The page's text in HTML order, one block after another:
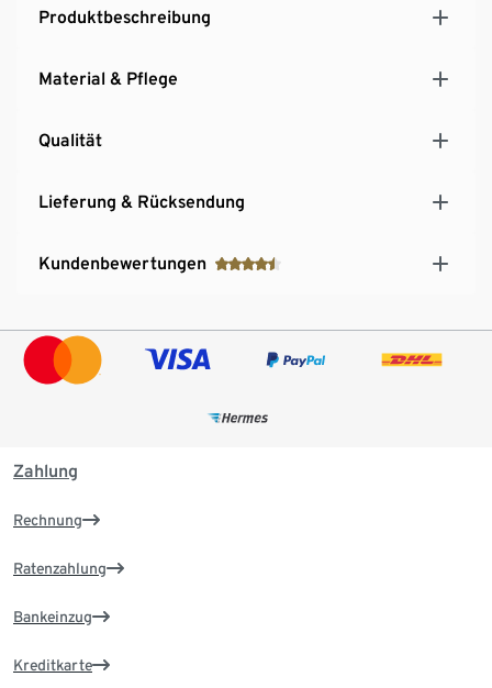
Produktbeschreibung
Material & Pflege
Qualität
Lieferung & Rücksendung
Kundenbewertungen
Zahlung
Rechnung
Ratenzahlung
Bankeinzug
Kreditkarte